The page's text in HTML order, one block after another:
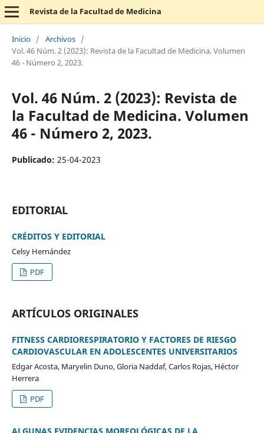
Revista de la Facultad de Medicina
Inicio / Archivos /
Vol. 46 Núm. 2 (2023): Revista de la Facultad de Medicina. Volumen
46 - Número 2, 2023.
Vol. 46 Núm. 2 (2023): Revista de
la Facultad de Medicina. Volumen
46 - Número 2, 2023.
Publicado: 25-04-2023
EDITORIAL
CRÉDITOS Y EDITORIAL
Celsy Hernández
PDF
ARTÍCULOS ORIGINALES
FITNESS CARDIORESPIRATORIO Y FACTORES DE RIESGO
CARDIOVASCULAR EN ADOLESCENTES UNIVERSITARIOS
Edgar Acosta, Maryelin Duno, Gloria Naddaf, Carlos Rojas, Héctor
Herrera
PDF